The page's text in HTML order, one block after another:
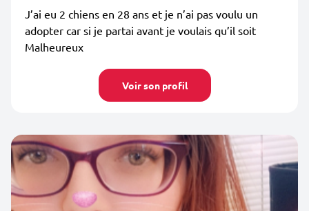
J’ai eu 2 chiens en 28 ans et je n’ai pas voulu un
adopter car si je partai avant je voulais qu’il soit
Malheureux
Voir son profil